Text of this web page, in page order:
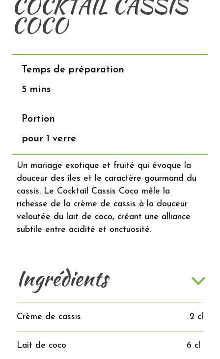
MAIL
COCO
Temps de préparation
5 mins
Portion
pour 1 verre
Un mariage exotique et fruité qui évoque la
douceur des îles et le caractère gourmand du
cassis. Le Cocktail Cassis Coco mêle la
richesse de la crème de cassis à la douceur
veloutée du lait de coco, créant une alliance
subtile entre acidité et onctuosité.
Ingrédients
Crème de cassis 2 cl
Lait de coco 6 cl